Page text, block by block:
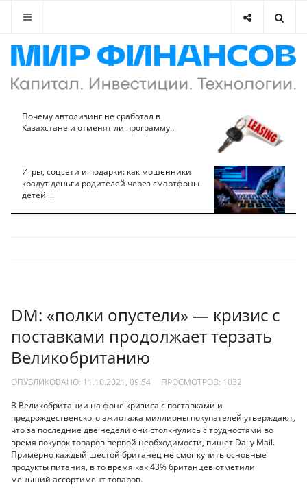
Почему автолизинг не сработал в
Казахстане и отменят ли программу...
Игры, соцсети и подарки: как мошенники
крадут деньги родителей через смартфоны
детей ...
DM: «полки опустели» — кризис с
поставками продолжает терзать
Великобританию
ОПУБЛИКОВАНО: 11.10.2021, 09:54 ПРОСМОТРОВ: 1032
В Великобритании на фоне кризиса с поставками и
предрождественского ажиотажа миллионы покупателей утверждают,
что за последние две недели они столкнулись с трудностями во
время покупок товаров первой необходимости, пишет Daily Mail.
Примерно каждый шестой британец не смог купить основные
продукты питания, в то время как 43% британцев отметили
меньший ассортимент товаров.